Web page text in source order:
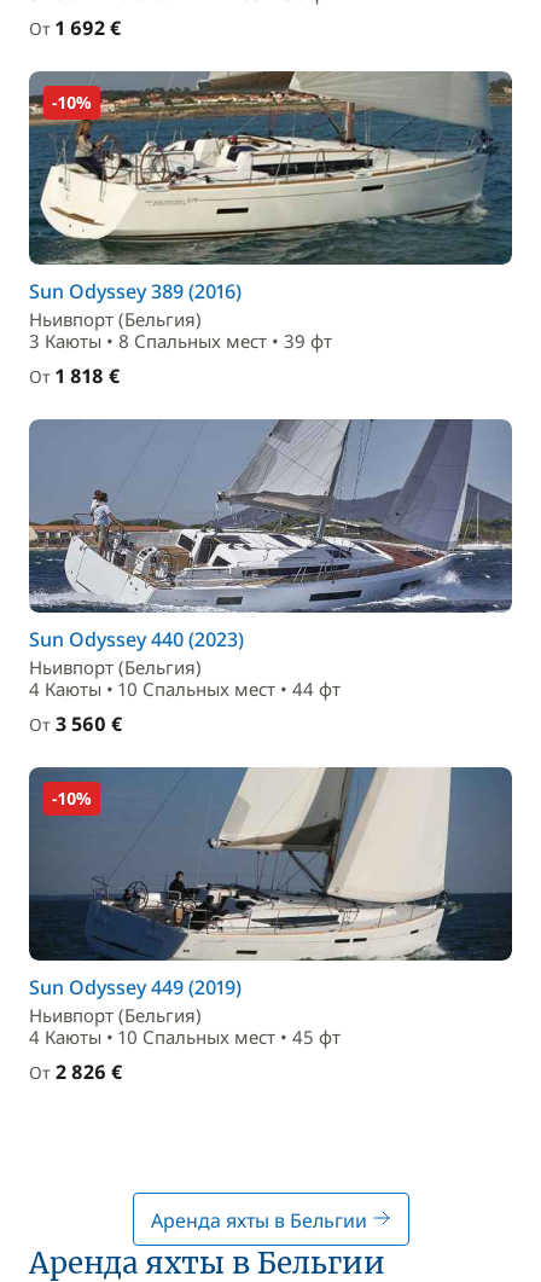
От 1 692 €
-10%
Sun Odyssey 389 (2016)
Ньивпорт (Бельгия)
3 Каюты • 8 Спальныx мест • 39 фт
От 1 818 €
Sun Odyssey 440 (2023)
Ньивпорт (Бельгия)
4 Каюты • 10 Спальныx мест • 44 фт
От 3 560 €
-10%
Sun Odyssey 449 (2019)
Ньивпорт (Бельгия)
4 Каюты • 10 Спальныx мест • 45 фт
От 2 826 €
Аренда яхты в Бельгии
Аренда яхты в Бельгии